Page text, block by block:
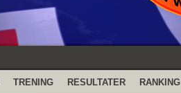
TRENING RESULTATER RANKING